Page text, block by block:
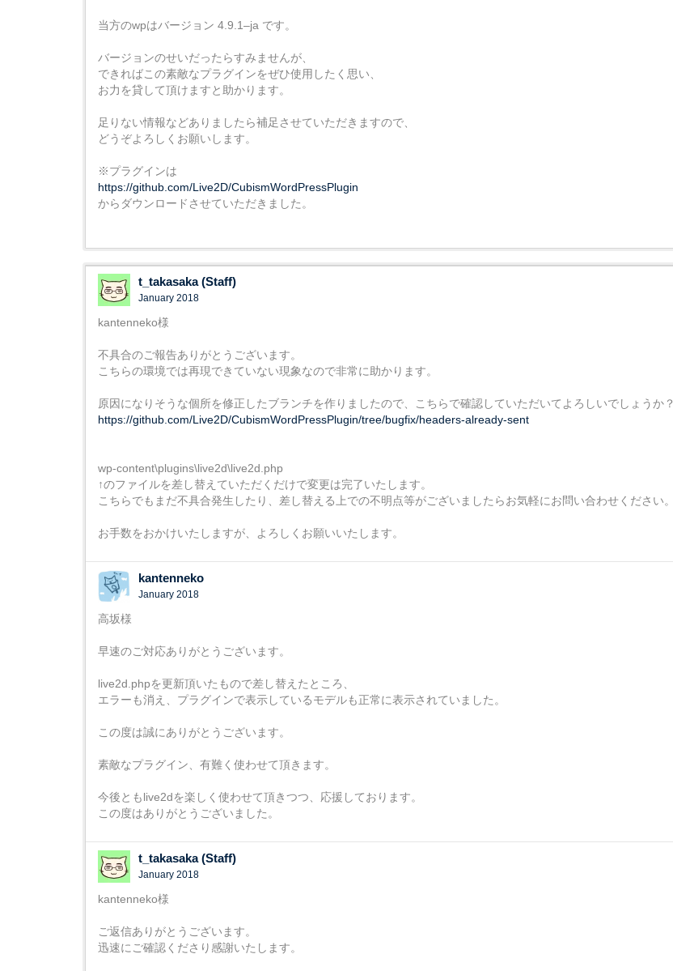
当方のwpはバージョン 4.9.1–ja です。
バージョンのせいだったらすみませんが、
できればこの素敵なプラグインをぜひ使用したく思い、
お力を貸して頂けますと助かります。
足りない情報などありましたら補足させていただきますので、
どうぞよろしくお願いします。
※プラグインは
https://github.com/Live2D/CubismWordPressPlugin
からダウンロードさせていただきました。
t_takasaka (Staff)
January 2018
kantenneko様
不具合のご報告ありがとうございます。
こちらの環境では再現できていない現象なので非常に助かります。
原因になりそうな個所を修正したブランチを作りましたので、こちらで確認していただいてよろしいでしょうか？
https://github.com/Live2D/CubismWordPressPlugin/tree/bugfix/headers-already-sent
wp-content\plugins\live2d\live2d.php
↑のファイルを差し替えていただくだけで変更は完了いたします。
こちらでもまだ不具合発生したり、差し替える上での不明点等がございましたらお気軽にお問い合わせください。
お手数をおかけいたしますが、よろしくお願いいたします。
kantenneko
January 2018
高坂様
早速のご対応ありがとうございます。
live2d.phpを更新頂いたもので差し替えたところ、
エラーも消え、プラグインで表示しているモデルも正常に表示されていました。
この度は誠にありがとうございます。
素敵なプラグイン、有難く使わせて頂きます。
今後ともlive2dを楽しく使わせて頂きつつ、応援しております。
この度はありがとうございました。
t_takasaka (Staff)
January 2018
kantenneko様
ご返信ありがとうございます。
迅速にご確認くださり感謝いたします。